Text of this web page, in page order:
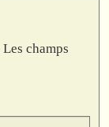
Les champs